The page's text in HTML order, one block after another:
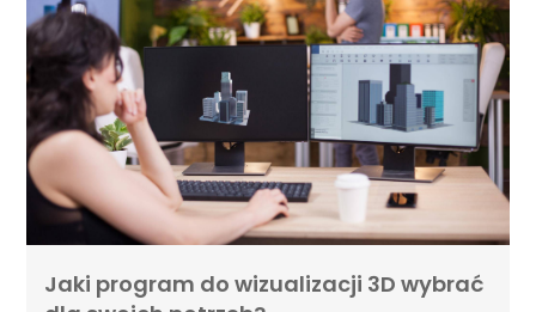
Jaki program do wizualizacji 3D wybrać